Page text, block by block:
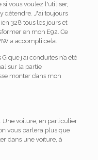
vous voulez l'utiliser,
détendre. J'ai toujours
328 tous les jours et
en mon E92. Ce
a accompli cela.
que j’ai conduites n’a été
sur la partie
monter dans mon
Une voiture, en particulier
vous parlera plus que
dans une voiture, à